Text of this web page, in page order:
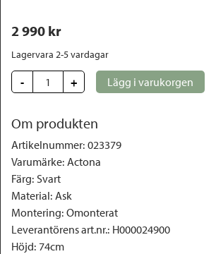
2 990 kr
Lagervara 2-5 vardagar
- + Lägg i varukorgen
Om produkten
Artikelnummer: 023379
Varumärke: Actona
Färg: Svart
Material: Ask
Montering: Omonterat
Leverantörens art.nr.: H000024900
Höjd: 74cm